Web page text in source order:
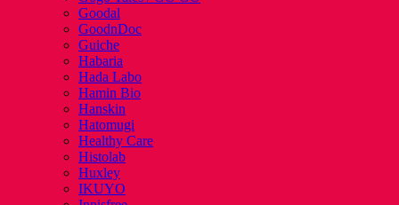
Goodal
GoodnDoc
Guiche
Habaria
Hada Labo
Hamin Bio
Hanskin
Hatomugi
Healthy Care
Histolab
Huxley
IKUYO